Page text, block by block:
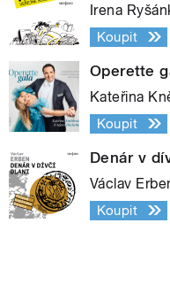
Irena
Koupit
Operette
Kateřina
Koupit
Denár v
Václav
Koupit